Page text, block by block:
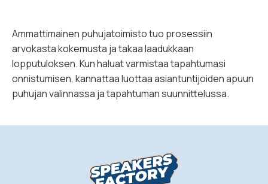
Ammattimainen puhujatoimisto tuo prosessiin
arvokasta kokemusta ja takaa laadukkaan
lopputuloksen. Kun haluat varmistaa tapahtumasi
onnistumisen, kannattaa luottaa asiantuntijoiden apuun
puhujan valinnassa ja tapahtuman suunnittelussa.